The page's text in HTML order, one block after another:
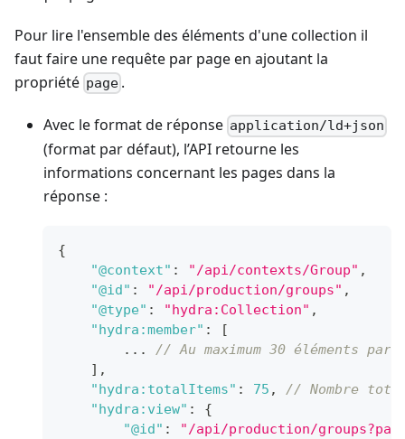
Pour lire l'ensemble des éléments d'une collection il
faut faire une requête par page en ajoutant la
propriété page .
Avec le format de réponse application/ld+json
(format par défaut), l’API retourne les
informations concernant les pages dans la
réponse :
{
"@context" : "/api/contexts/Group" ,
"@id" : "/api/production/groups" ,
"@type" : "hydra:Collection" ,
"hydra:member" :
[
        ...
// Au maximum 30 éléments par
] ,
"hydra:totalItems" : 75 ,
// Nombre
"hydra:view" :
{
"@id" :
"/api/production/